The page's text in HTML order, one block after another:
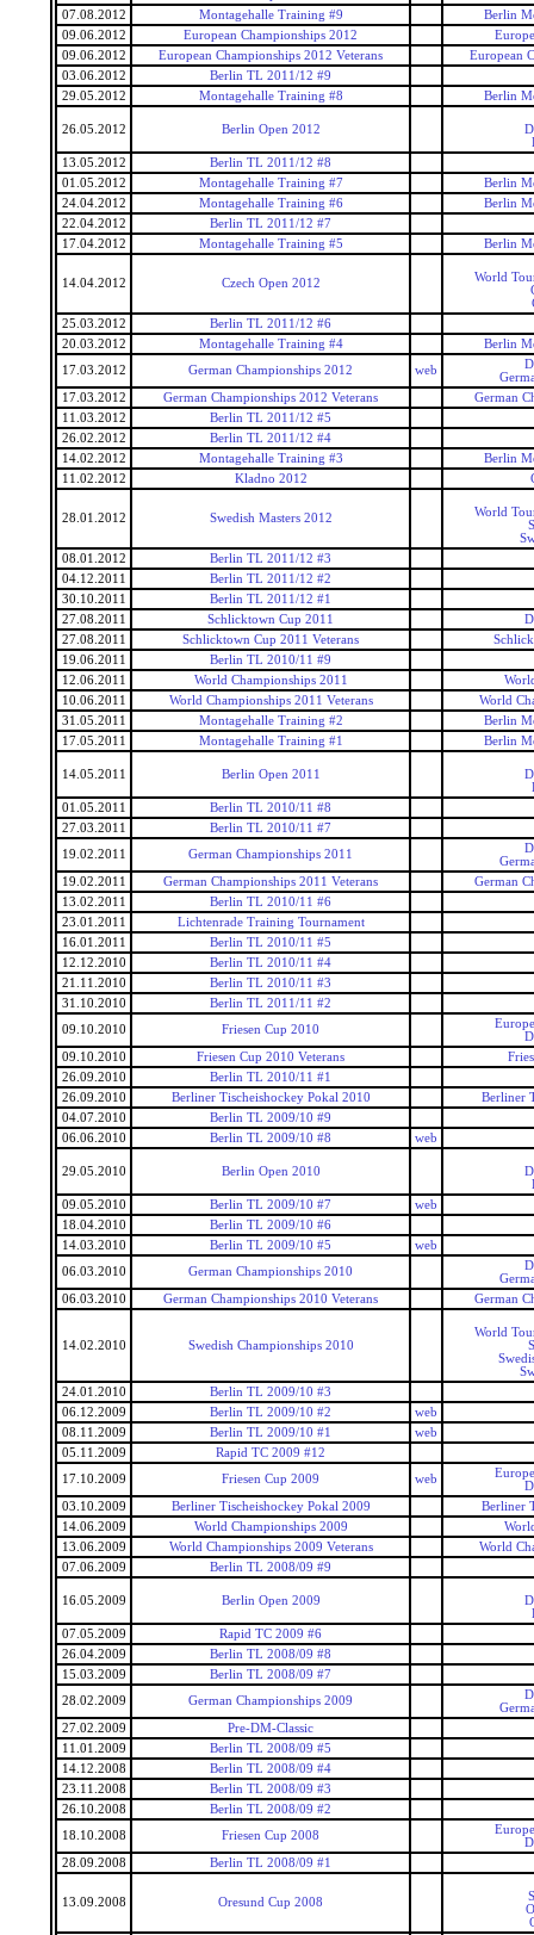
07.08.2012
Montagehalle Training #9
Berlin
09.06.2012
European Championships 2012
09.06.2012
European Championships 2012 Veterans
European
03.06.2012
Berlin TL 2011/12 #9
29.05.2012
Montagehalle Training #8 Berlin
26.05.2012 Berlin Open 2012
13.05.2012
Berlin TL 2011/12 #8
01.05.2012
Montagehalle Training #7
Berlin
24.04.2012
Montagehalle Training #6
Berlin
22.04.2012
Berlin TL 2011/12 #7
17.04.2012
Montagehalle Training #5 Berlin
14.04.2012 Czech Open 2012
World
25.03.2012
Berlin TL 2011/12 #6
20.03.2012
Montagehalle Training #4
Berlin
17.03.2012
German Championships 2012 web
17.03.2012
German Championships 2012 Veterans
German
11.03.2012
Berlin TL 2011/12 #5
26.02.2012
Berlin TL 2011/12 #4
14.02.2012
Montagehalle Training #3
Berlin
11.02.2012
Kladno 2012
28.01.2012 Swedish Masters 2012
World
08.01.2012
Berlin TL 2011/12 #3
04.12.2011
Berlin TL 2011/12 #2
30.10.2011
Berlin TL 2011/12 #1
27.08.2011
Schlicktown Cup 2011
27.08.2011
Schlicktown Cup 2011 Veterans
19.06.2011
Berlin TL 2010/11 #9
12.06.2011
World Championships 2011
10.06.2011
World Championships 2011 Veterans
World
31.05.2011
Montagehalle Training #2
Berlin
17.05.2011
Montagehalle Training #1 Berlin
14.05.2011 Berlin Open 2011
01.05.2011
Berlin TL 2010/11 #8
27.03.2011
Berlin TL 2010/11 #7
19.02.2011
German Championships 2011
19.02.2011
German Championships 2011 Veterans
German
13.02.2011
Berlin TL 2010/11 #6
23.01.2011
Lichtenrade Training Tournament
16.01.2011
Berlin TL 2010/11 #5
12.12.2010
Berlin TL 2010/11 #4
21.11.2010
Berlin TL 2010/11 #3
31.10.2010
Berlin TL 2011/11 #2
09.10.2010
Friesen Cup 2010
09.10.2010
Friesen Cup 2010 Veterans
26.09.2010
Berlin TL 2010/11 #1
26.09.2010
Berliner Tischeishockey Pokal 2010
Berliner
04.07.2010
Berlin TL 2009/10 #9
06.06.2010
Berlin TL 2009/10 #8 web
29.05.2010 Berlin Open 2010
09.05.2010
Berlin TL 2009/10 #7
web
18.04.2010
Berlin TL 2009/10 #6
14.03.2010
Berlin TL 2009/10 #5
web
06.03.2010
German Championships 2010
06.03.2010
German Championships 2010 Veterans German
14.02.2010 Swedish Championships 2010
World
24.01.2010
Berlin TL 2009/10 #3
06.12.2009
Berlin TL 2009/10 #2
web
08.11.2009
Berlin TL 2009/10 #1
web
05.11.2009
Rapid TC 2009 #12
17.10.2009
Friesen Cup 2009 web
03.10.2009
Berliner Tischeishockey Pokal 2009
Berliner
14.06.2009
World Championships 2009
13.06.2009
World Championships 2009 Veterans
World
07.06.2009
Berlin TL 2008/09 #9
16.05.2009 Berlin Open 2009
07.05.2009
Rapid TC 2009 #6
26.04.2009
Berlin TL 2008/09 #8
15.03.2009
Berlin TL 2008/09 #7
28.02.2009
German Championships 2009
27.02.2009
Pre-DM-Classic
11.01.2009
Berlin TL 2008/09 #5
14.12.2008
Berlin TL 2008/09 #4
23.11.2008
Berlin TL 2008/09 #3
26.10.2008
Berlin TL 2008/09 #2
18.10.2008
Friesen Cup 2008
28.09.2008
Berlin TL 2008/09 #1
13.09.2008 Oresund Cup 2008